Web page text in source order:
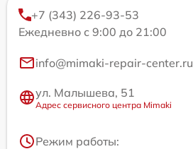
+7 (343) 226-93-53
Ежедневно с 9:00 до 21:00
info@mimaki-repair-center.ru
ул. Малышева, 51
Адрес сервисного центра Mimaki
Режим работы: